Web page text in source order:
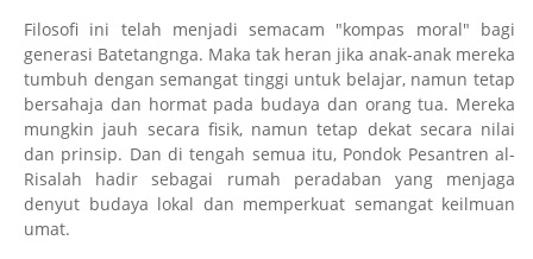
Filosofi ini telah menjadi semacam "kompas moral" bagi
generasi Batetangnga. Maka tak heran jika anak-anak mereka
tumbuh dengan semangat tinggi untuk belajar, namun tetap
bersahaja dan hormat pada budaya dan orang tua. Mereka
mungkin jauh secara fisik, namun tetap dekat secara nilai
dan prinsip. Dan di tengah semua itu, Pondok Pesantren al-
Risalah hadir sebagai rumah peradaban yang menjaga
denyut budaya lokal dan memperkuat semangat keilmuan
umat.